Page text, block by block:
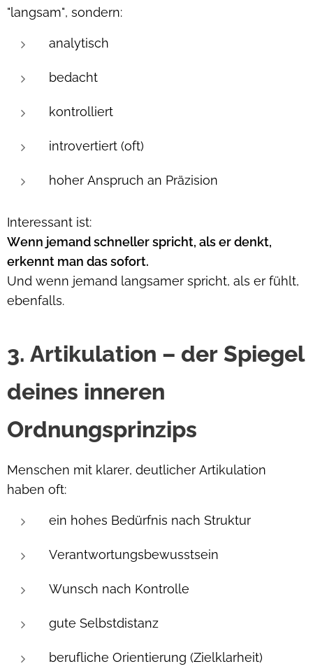
"langsam", sondern:
analytisch
bedacht
kontrolliert
introvertiert (oft)
hoher Anspruch an Präzision
Interessant ist:
Wenn jemand schneller spricht, als er denkt,
erkennt man das sofort.
Und wenn jemand langsamer spricht, als er fühlt,
ebenfalls.
3. Artikulation – der Spiegel
deines inneren
Ordnungsprinzips
Menschen mit klarer, deutlicher Artikulation
haben oft:
ein hohes Bedürfnis nach Struktur
Verantwortungsbewusstsein
Wunsch nach Kontrolle
gute Selbstdistanz
berufliche Orientierung (Zielklarheit)